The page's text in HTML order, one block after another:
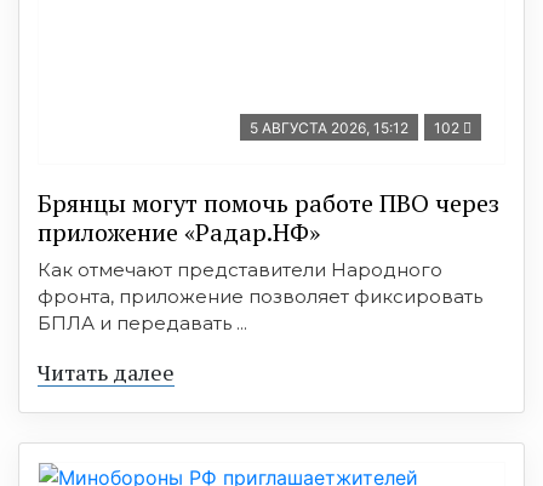
5 АВГУСТА 2026, 15:12 102
Брянцы могут помочь работе ПВО через
приложение «Радар.НФ»
Как отмечают представители Народного
фронта, приложение позволяет фиксировать
БПЛА и передавать ...
Читать далее